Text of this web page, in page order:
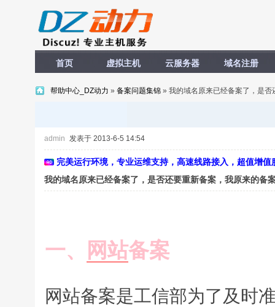
首页 虚拟主机 云服务器 域名注册
帮助中心_DZ动力 » 备案问题集锦 » 我的域名原来已经备案了，是
admin 发表于 2013-6-5 14:54
完美运行环境，专业运维支持，高速线路接入，超值增
我的域名原来已经备案了，是否还要重新备案，我原来的备
一、 网站备案
网站备案是工信部为了及时